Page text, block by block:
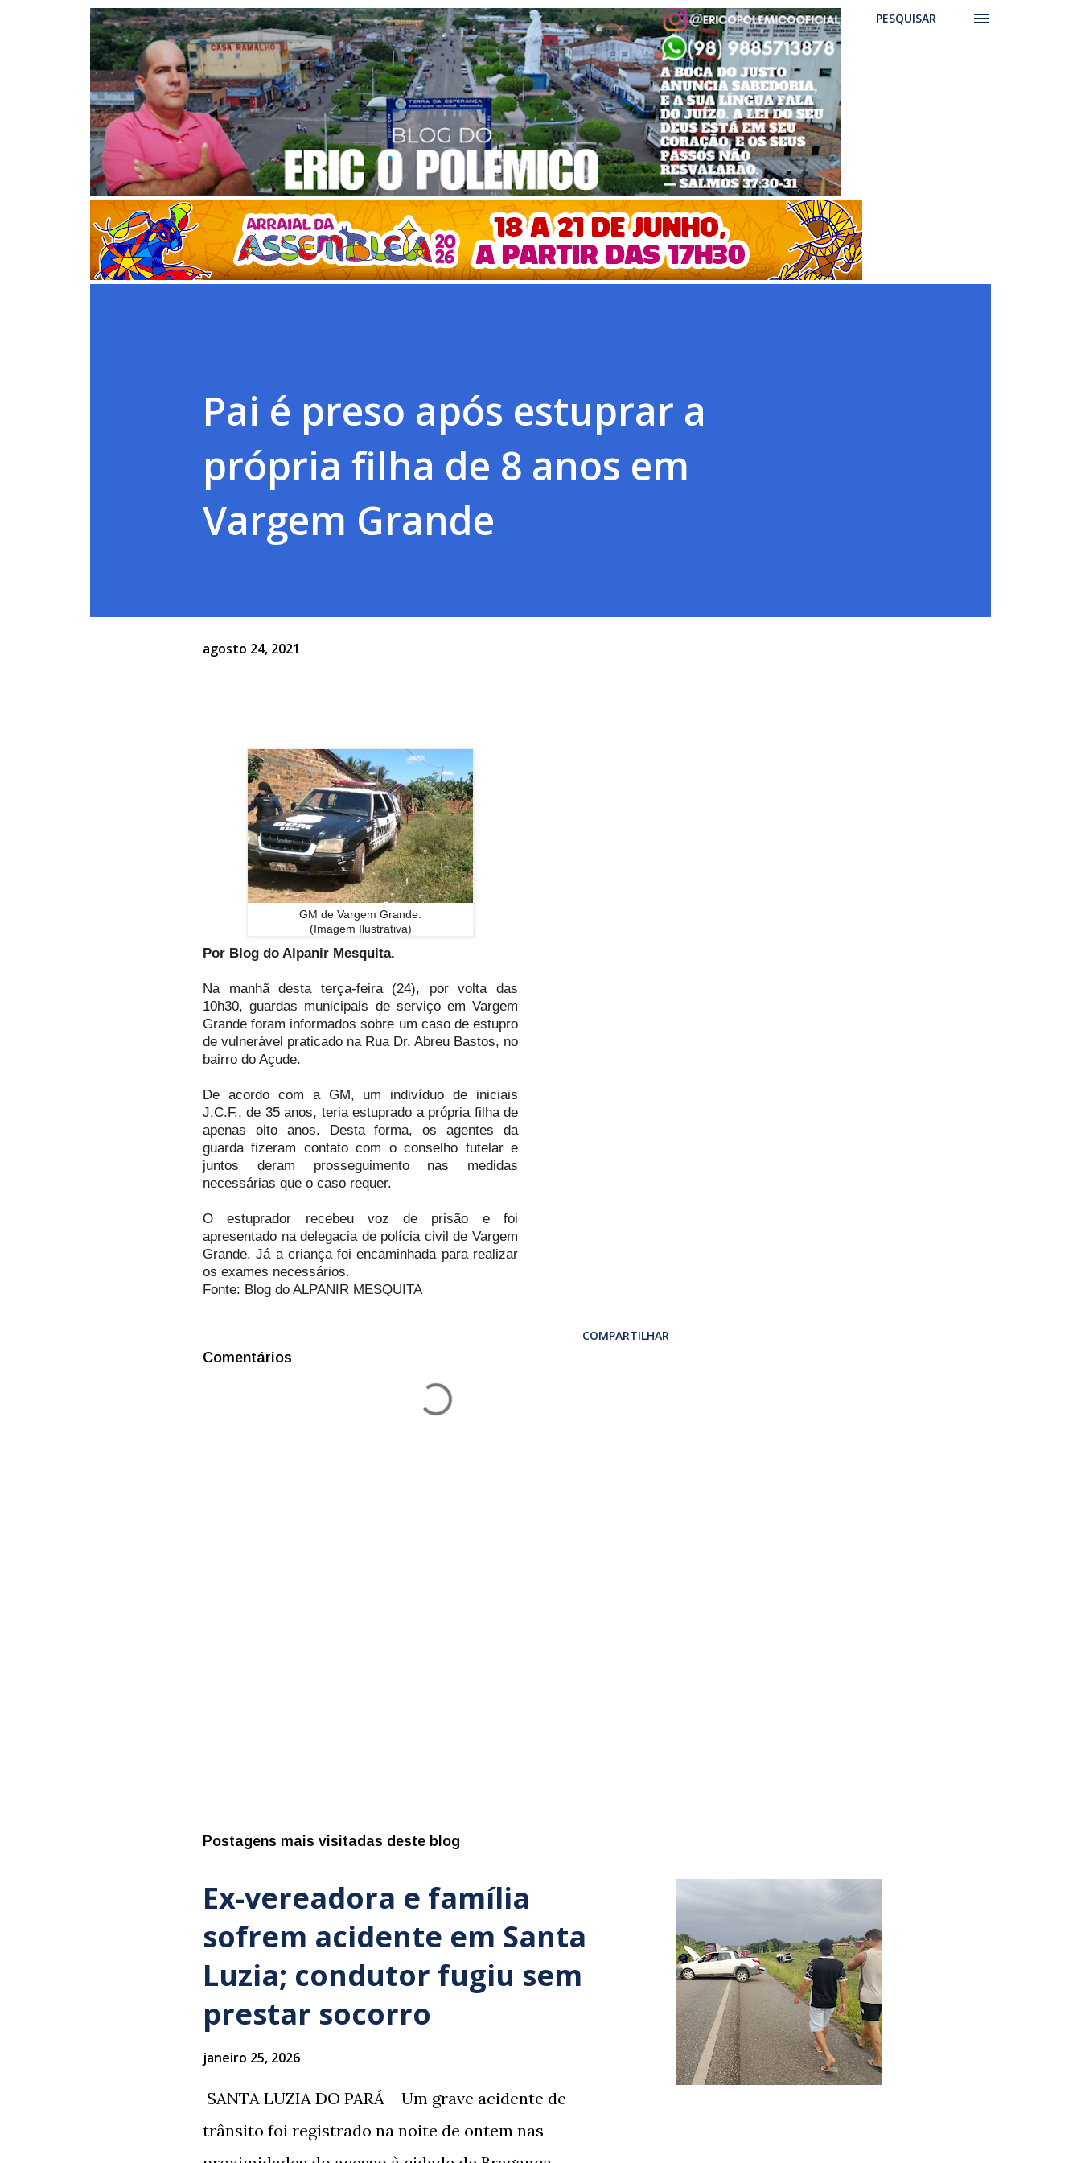
Pular para o conteúdo principal PESQUISAR
Pai é preso após estuprar a
própria filha de 8 anos em
Vargem Grande
agosto 24, 2021
GM de Vargem Grande.
(Imagem Ilustrativa)
Por Blog do Alpanir Mesquita.
Na manhã desta terça-feira (24), por volta das
10h30, guardas municipais de serviço em Vargem
Grande foram informados sobre um caso de estupro
de vulnerável praticado na Rua Dr. Abreu Bastos, no
bairro do Açude.
De acordo com a GM, um indivíduo de iniciais
J.C.F., de 35 anos, teria estuprado a própria filha de
apenas oito anos. Desta forma, os agentes da
guarda fizeram contato com o conselho tutelar e
juntos deram prosseguimento nas medidas
necessárias que o caso requer.
O estuprador recebeu voz de prisão e foi
apresentado na delegacia de polícia civil de Vargem
Grande. Já a criança foi encaminhada para realizar
os exames necessários.
Fonte: Blog do ALPANIR MESQUITA
COMPARTILHAR
Comentários
Postagens mais visitadas deste blog
Ex-vereadora e família
sofrem acidente em Santa
Luzia; condutor fugiu sem
prestar socorro
janeiro 25, 2026
​ SANTA LUZIA DO PARÁ – Um grave acidente de
trânsito foi registrado na noite de ontem nas